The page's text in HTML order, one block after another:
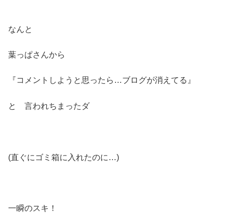
なんと
葉っぱさんから
『コメントしようと思ったら…ブログが消えてる』
と 言われちまったダ
(直ぐにゴミ箱に入れたのに…)
一瞬のスキ！